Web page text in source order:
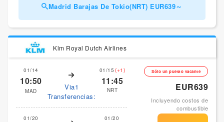
Madrid Barajas De Tokio(NRT) EUR639～
Klm Royal Dutch Airlines
01/14
10:50
MAD
Via1
Transferencias:
01/15 (+1)
11:45
NRT
01/20 01/20
Sólo un puesto vacante
EUR639
Incluyendo costos de
combustible